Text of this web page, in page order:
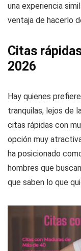
una experiencia
ventaja de hacerlo
Citas
2026
Hay quienes
tranquilas, lejos de
citas rápidas con
opción muy
ha posicionado
hombres que
que saben lo que